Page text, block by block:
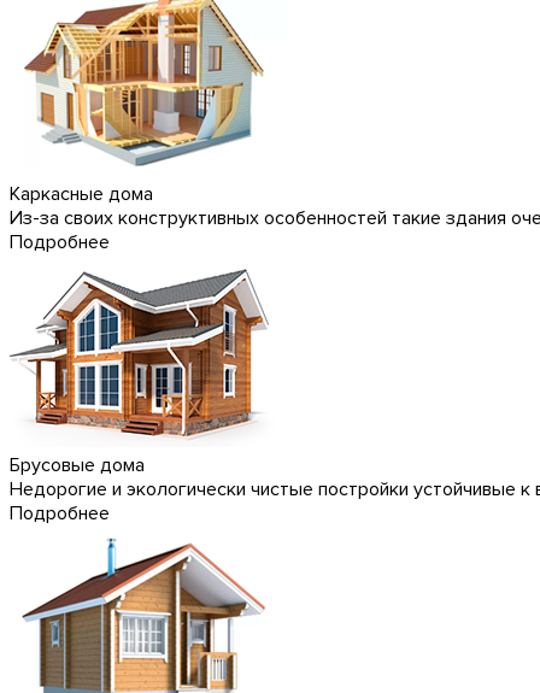
Каркасные дома
Из-за своих конструктивных особенностей такие здания
Подробнее
Брусовые дома
Недорогие и экологически чистые постройки устойчивые
Подробнее